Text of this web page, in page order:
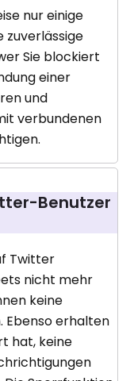
nur einige
zuverlässige
Sie blockiert
einer
und
verbundenen
Benutzer
Twitter
nicht mehr
keine
Ebenso erhalten
hat, keine